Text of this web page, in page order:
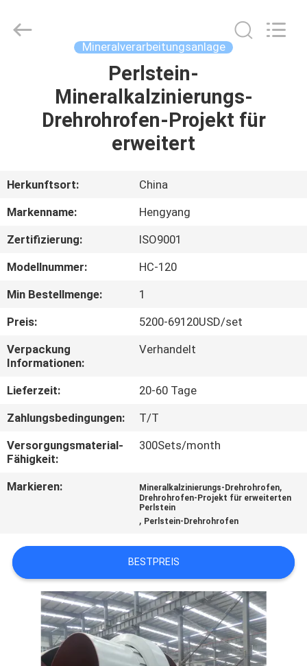
PRODUKTE
UNS
AUSFLUG
QUALITÄTSKONTROLLE
TRETEN
SIE
MIT
UNS
VERBINDUNG
FÄLLE
SITEMAP
DATENSCHUTZRICHTLINIE
Industrial
Mineralverarbeitungsanlage
Perlstein-
Mineralkalzinierungs-
Drehrohrofen-Projekt für
erweitert
Herkunftsort:
China
Markenname:
Hengyang
Zertifizierung:
ISO9001
Modellnummer:
HC-120
Min Bestellmenge:
1
Preis:
5200-69120USD/set
Verpackung
Informationen:
Verhandelt
Lieferzeit:
20-60 Tage
Zahlungsbedingungen:
T/T
Versorgungsmaterial-
Fähigkeit:
300Sets/month
Markieren: Mineralkalzinierungs-Drehrohrofen,
Drehrohrofen-Projekt für erweiterten
Perlstein
, Perlstein-Drehrohrofen
BESTPREIS